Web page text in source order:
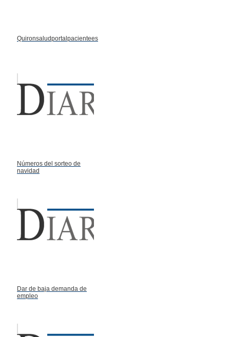
Quironsaludportalpacientees
Números del sorteo de
navidad
Dar de baja demanda de
empleo